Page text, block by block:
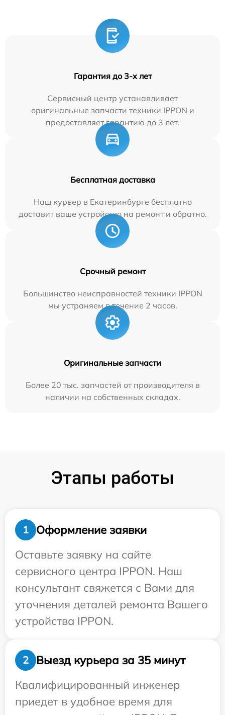
Гарантия до 3-х лет
Сервисный центр устанавливает
оригинальные запчасти техники IPPON и
предоставляет гарантию до 3 лет.
Бесплатная доставка
Наш курьер в Екатеринбурге бесплатно
доставит ваше устройство на ремонт и обратно.
Срочный ремонт
Большинство неисправностей техники IPPON
мы устраняем в течение 2 часов.
Оригинальные запчасти
Более 20 тыс. запчастей от производителя в
наличии на собственных складах.
Этапы работы
1
Оформление заявки
Оставьте заявку на сайте
сервисного центра IPPON. Наш
консультант свяжется с Вами для
уточнения деталей ремонта Вашего
устройства IPPON.
2
Выезд курьера за 35 минут
Квалифицированный инженер
приедет в удобное время для